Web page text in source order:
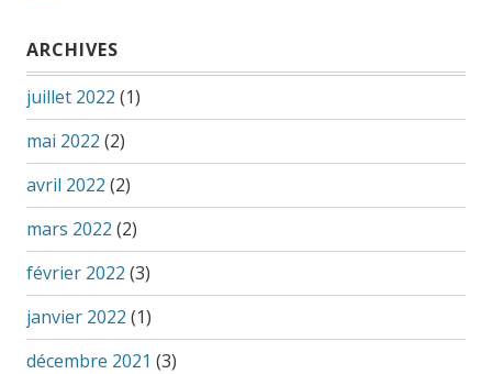
ARCHIVES
juillet 2022 (1)
mai 2022 (2)
avril 2022 (2)
mars 2022 (2)
février 2022 (3)
janvier 2022 (1)
décembre 2021 (3)